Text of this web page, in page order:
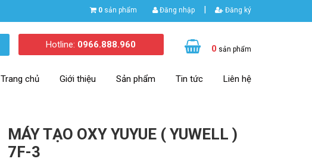
0 sản phẩm Đăng nhập | Đăng ký
Hotline: 0966.888.960 0 sản phẩm
Trang chủ Giới thiệu Sản phẩm Tin tức Liên hệ
MÁY TẠO OXY YUYUE ( YUWELL )
7F-3